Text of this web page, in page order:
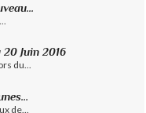
Juin 2016
du...
de...